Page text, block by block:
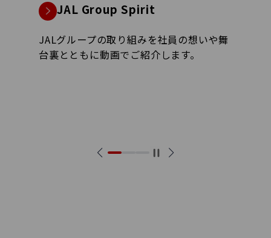
JALグループ経営ビジョン2035
JAL Vision 2035の実現に向けた経営戦略
を紹介します。